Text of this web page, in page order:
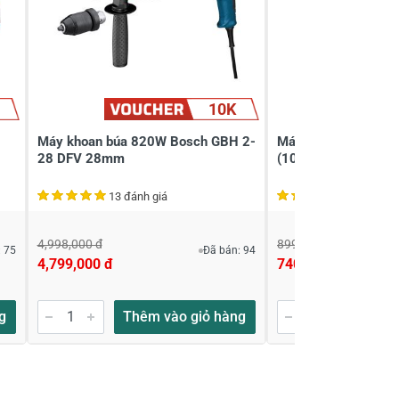
75
10K
Máy khoan búa 820W Bosch GBH 2-
28 DFV 28mm
13 đánh giá
4,998,000 đ
4,799,000 đ
Đã bán: 94
Thêm vào giỏ hàng
Máy khoan búa
(10mm)
899,640 đ
740,000 đ